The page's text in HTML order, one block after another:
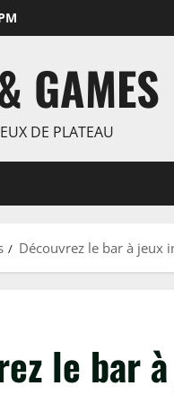
GAMES
DE PLATEAU
Découvrez le bar à jeux
le bar